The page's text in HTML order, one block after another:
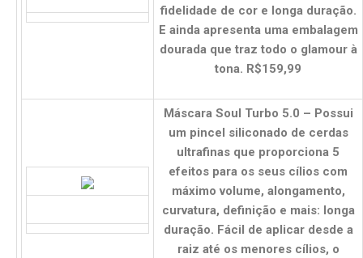
fidelidade de cor e longa duração.
E ainda apresenta uma embalagem
dourada que traz todo o glamour à
tona. R$159,99
Máscara Soul Turbo 5.0 – Possui
um pincel siliconado de cerdas
ultrafinas que proporciona 5
efeitos para os seus cílios com
máximo volume, alongamento,
curvatura, definição e mais: longa
duração. Fácil de aplicar desde a
raiz até os menores cílios, o